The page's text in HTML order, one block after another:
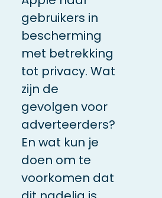
gebruikers in
bescherming
met betrekking
tot privacy. Wat
zijn de
gevolgen voor
adverteerders?
En wat kun je
doen om te
voorkomen dat